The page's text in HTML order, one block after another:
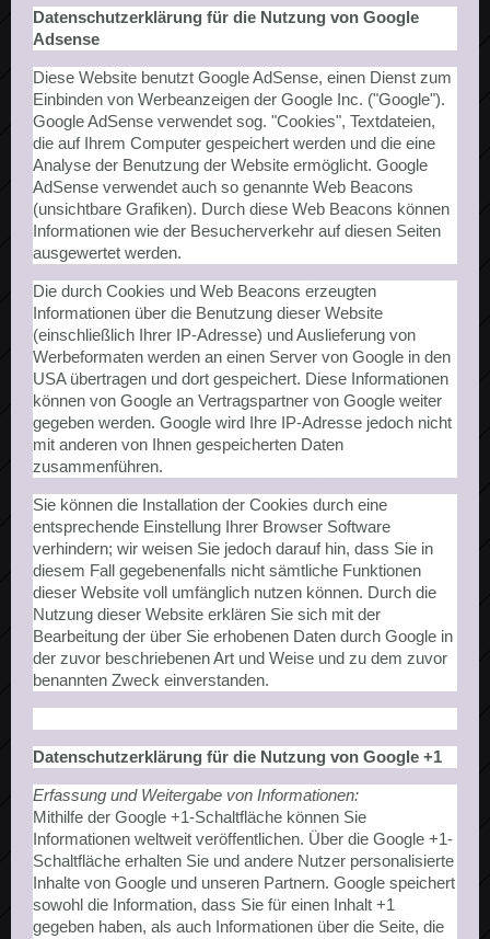
Datenschutzerklärung für die Nutzung von Google
Adsense
Diese Website benutzt Google AdSense, einen Dienst zum
Einbinden von Werbeanzeigen der Google Inc. ("Google").
Google AdSense verwendet sog. "Cookies", Textdateien,
die auf Ihrem Computer gespeichert werden und die eine
Analyse der Benutzung der Website ermöglicht. Google
AdSense verwendet auch so genannte Web Beacons
(unsichtbare Grafiken). Durch diese Web Beacons können
Informationen wie der Besucherverkehr auf diesen Seiten
ausgewertet werden.
Die durch Cookies und Web Beacons erzeugten
Informationen über die Benutzung dieser Website
(einschließlich Ihrer IP-Adresse) und Auslieferung von
Werbeformaten werden an einen Server von Google in den
USA übertragen und dort gespeichert. Diese Informationen
können von Google an Vertragspartner von Google weiter
gegeben werden. Google wird Ihre IP-Adresse jedoch nicht
mit anderen von Ihnen gespeicherten Daten
zusammenführen.
Sie können die Installation der Cookies durch eine
entsprechende Einstellung Ihrer Browser Software
verhindern; wir weisen Sie jedoch darauf hin, dass Sie in
diesem Fall gegebenenfalls nicht sämtliche Funktionen
dieser Website voll umfänglich nutzen können. Durch die
Nutzung dieser Website erklären Sie sich mit der
Bearbeitung der über Sie erhobenen Daten durch Google in
der zuvor beschriebenen Art und Weise und zu dem zuvor
benannten Zweck einverstanden.
Datenschutzerklärung für die Nutzung von Google +1
Erfassung und Weitergabe von Informationen:
Mithilfe der Google +1-Schaltfläche können Sie
Informationen weltweit veröffentlichen. Über die Google +1-
Schaltfläche erhalten Sie und andere Nutzer personalisierte
Inhalte von Google und unseren Partnern. Google speichert
sowohl die Information, dass Sie für einen Inhalt +1
gegeben haben, als auch Informationen über die Seite, die